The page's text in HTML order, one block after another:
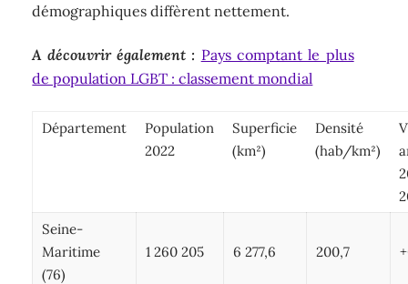
démographiques diffèrent nettement.
A découvrir également : Pays comptant le plus
de population LGBT : classement mondial
Département
Population
2022
Superficie
(km²)
Densité
(hab/km²)
Seine-
Maritime
(76)
1 260 205 6 277,6 200,7